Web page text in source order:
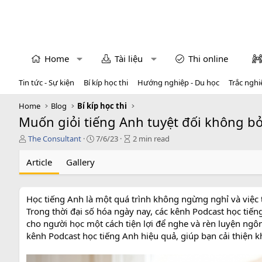
Home Tài liệu Thi online
Tin tức - Sự kiện Bí kíp học thi Hướng nghiệp - Du học Trắc
Home Blog Bí kíp học thi
Muốn giỏi tiếng Anh tuyệt đối không
T
c
The Consultant
P
h
d
a
t
7/6/23
A
e
r
e
a
t
2 min read
Article Gallery
Học tiếng Anh là một quá trình không ngừng nghỉ và
Trong thời đại số hóa ngày nay, các kênh Podcast học
cho người học một cách tiện lợi để nghe và rèn luyện
kênh Podcast học tiếng Anh hiệu quả, giúp bạn cải thiện